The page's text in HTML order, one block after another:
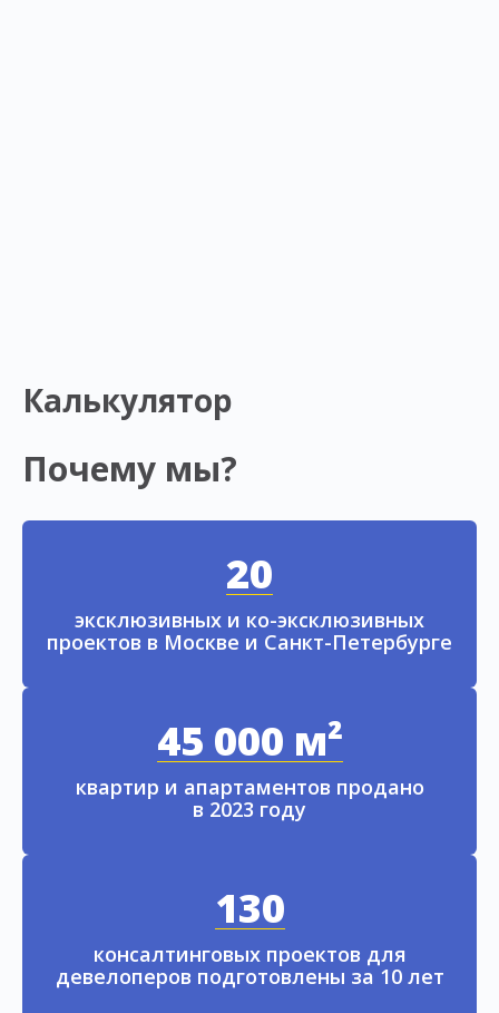
Калькулятор
Почему мы?
20
эксклюзивных и ко-эксклюзивных
проектов в Москве и Санкт-Петербурге
45 000 м²
квартир и апартаментов продано
в 2023 году
130
консалтинговых проектов для
девелоперов подготовлены за 10 лет